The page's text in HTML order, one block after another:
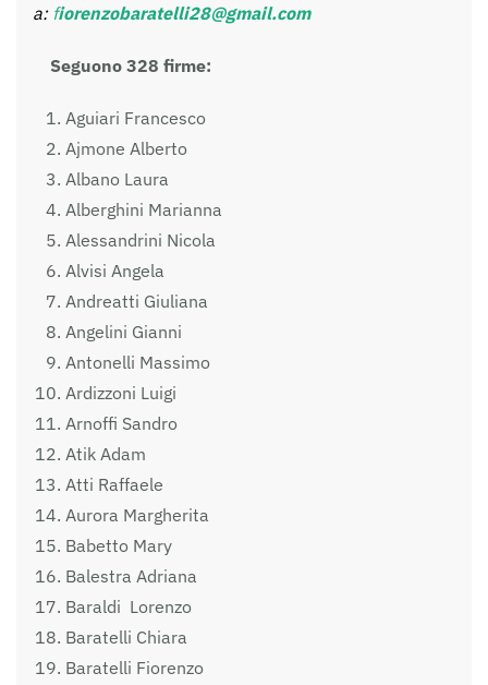
a: fiorenzobaratelli28@gmail.com
Seguono 328 firme:
Aguiari Francesco
Ajmone Alberto
Albano Laura
Alberghini Marianna
Alessandrini Nicola
Alvisi Angela
Andreatti Giuliana
Angelini Gianni
Antonelli Massimo
Ardizzoni Luigi
Arnoffi Sandro
Atik Adam
Atti Raffaele
Aurora Margherita
Babetto Mary
Balestra Adriana
Baraldi Lorenzo
Baratelli Chiara
Baratelli Fiorenzo